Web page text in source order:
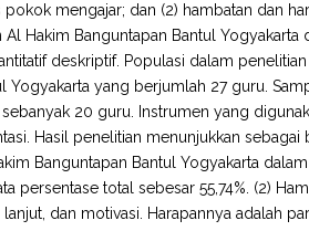
mengajar; dan (2) hambatan dan
Hakim Banguntapan Bantul
deskriptif. Populasi dalam
Yogyakarta yang berjumlah 27 guru.
20 guru. Instrumen yang
Hasil penelitian menunjukkan sebagai
Banguntapan Bantul Yogyakarta
persentase total sebesar 55,74%. (2)
dan motivasi. Harapannya adalah